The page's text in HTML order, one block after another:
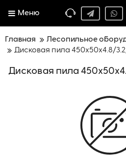
Меню
Главная
Лесопильное
Дисковая пила 450х50х4.8/3.2/
Дисковая пила